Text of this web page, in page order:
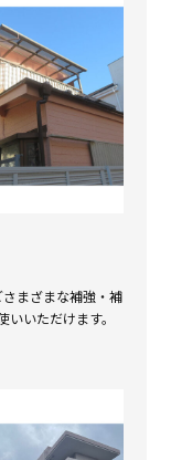
まざまな補強・補
いただけます。